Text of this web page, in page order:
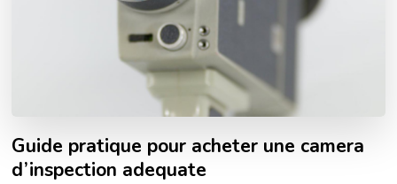
Guide pratique pour acheter une camera
d’inspection adequate